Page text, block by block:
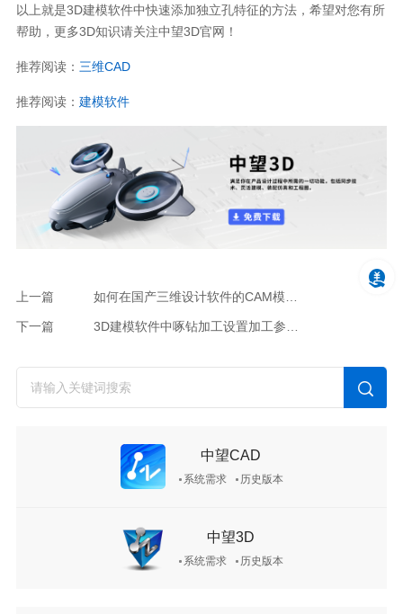
以上就是3D建模软件中快速添加独立孔特征的方法，希望对您有所
帮助，更多3D知识请关注中望3D官网！
推荐阅读： 三维CAD
推荐阅读： 建模软件
上一篇 如何在国产三维设计软件的CAM模块中生成刀轨路径仿真
下一篇 3D建模软件中啄钻加工设置加工参数的方法
中望CAD
系统需求 历史版本
中望3D
系统需求 历史版本